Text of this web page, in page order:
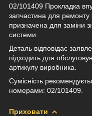
02/101409 Прокладка
запчастина для ремонту
призначена для заміни
системи.
Деталь відповідає
підходить для
артикулу виробника.
Сумісність
номерами: 02/101409.
Приховати